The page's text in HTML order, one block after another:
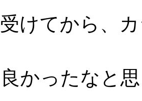
けてから、
かったなと